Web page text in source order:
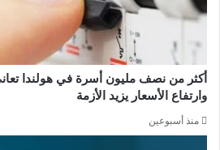
أكثر من نصف مليون أسرة في هولندا
وارتفاع الأسعار يزيد الأزمة
منذ أسبوعين